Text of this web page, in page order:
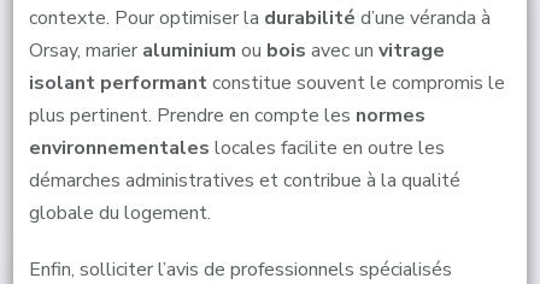
contexte. Pour optimiser la durabilité d’une véranda à
Orsay, marier aluminium ou bois avec un vitrage
isolant performantconstitue souvent le compromis le
plus pertinent. Prendre en compte les normes
environnementales locales facilite en outre les
démarches administratives et contribue à la qualité
globale du logement.
Enfin, solliciter l’avis de professionnels spécialisés